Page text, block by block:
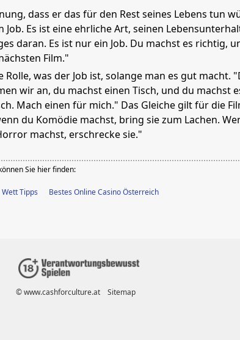
dass er das für den Rest seines Lebens tun
Job. Es ist eine ehrliche Art, seinen
daran. Es ist nur ein Job. Du machst es richtig,
Film."
Rolle, was der Job ist, solange man es gut macht.
wir an, du machst einen Tisch, und du machst
Mach einen für mich." Das Gleiche gilt für die
du Komödie machst, bring sie zum Lachen.
machst, erschrecke sie."
Sie hier finden:
Wett Tipps Bestes Online Casino Österreich
© www.cashforculture.at Sitemap